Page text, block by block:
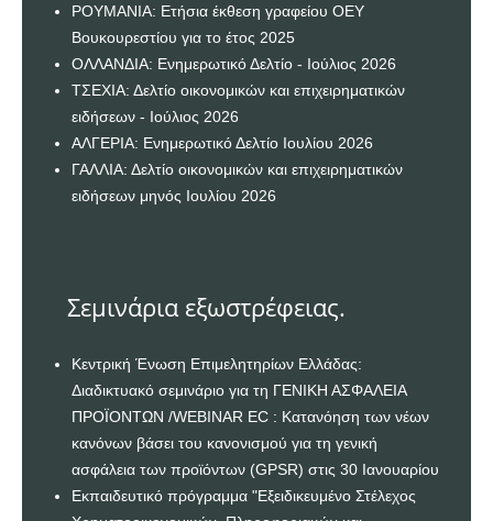
ΡΟΥΜΑΝΙΑ: Ετήσια έκθεση γραφείου ΟΕΥ
Βουκουρεστίου για το έτος 2025
ΟΛΛΑΝΔΙΑ: Ενημερωτικό Δελτίο - Ιούλιος 2026
ΤΣΕΧΙΑ: Δελτίο οικονομικών και επιχειρηματικών
ειδήσεων - Ιούλιος 2026
ΑΛΓΕΡΙΑ: Ενημερωτικό Δελτίο Ιουλίου 2026
ΓΑΛΛΙΑ: Δελτίο οικονομικών και επιχειρηματικών
ειδήσεων μηνός Ιουλίου 2026
Σεμινάρια εξωστρέφειας.
Κεντρική Ένωση Επιμελητηρίων Ελλάδας:
Διαδικτυακό σεμινάριο για τη ΓΕΝΙΚΗ ΑΣΦΑΛΕΙΑ
ΠΡΟΪΟΝΤΩΝ /WEBINAR EC : Κατανόηση των νέων
κανόνων βάσει του κανονισμού για τη γενική
ασφάλεια των προϊόντων (GPSR) στις 30 Ιανουαρίου
Εκπαιδευτικό πρόγραμμα "Εξειδικευμένο Στέλεχος